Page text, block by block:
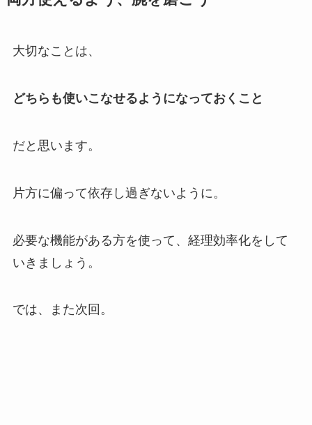
大切なことは、
どちらも使いこなせるようになっておくこと
だと思います。
片方に偏って依存し過ぎないように。
必要な機能がある方を使って、経理効率化をして
いきましょう。
では、また次回。